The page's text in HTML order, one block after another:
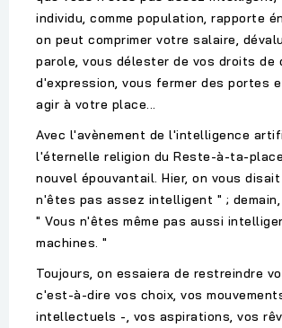
individu, comme population, rapporte
on peut comprimer votre salaire,
parole, vous délester de vos droits de
d'expression, vous fermer des portes
agir à votre place...
Avec l'avènement de l'intelligence
l'éternelle religion du Reste-à-ta-
nouvel épouvantail. Hier, on vous disait
n'êtes pas assez intelligent " ;
" Vous n'êtes même pas aussi
machines. "
Toujours, on essaiera de restreindre
c'est-à-dire vos choix, vos
intellectuels -, vos aspirations, vos